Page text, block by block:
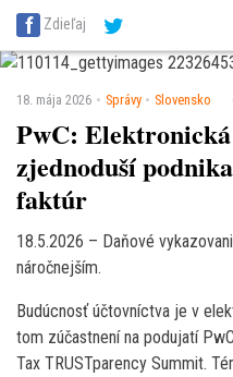
SITA Energetika
SITA Potravinárstvo
Zdieľaj
18. mája 2026 Správy Slovensko
PwC:
zjednoduší
faktúr
18.5.2026 – Daňové
náročnejším.
Budúcnosť účtovníctva je v
tom zúčastnení na podujatí
Tax TRUSTparency Summit.